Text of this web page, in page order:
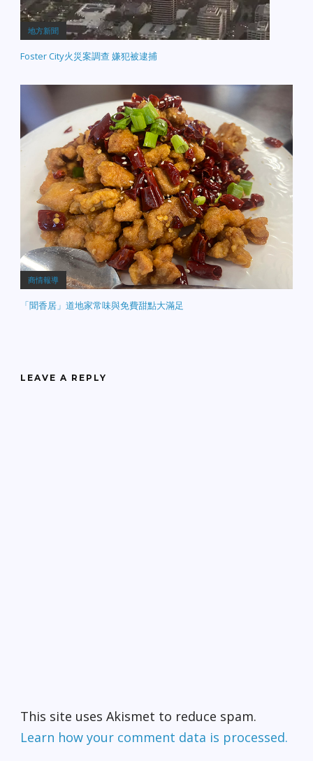
地方新聞
Foster City火災案調查 嫌犯被逮捕
商情報導
「聞香居」道地家常味與免費甜點大滿足
LEAVE A REPLY
This site uses Akismet to reduce spam.
Learn how your comment data is processed.